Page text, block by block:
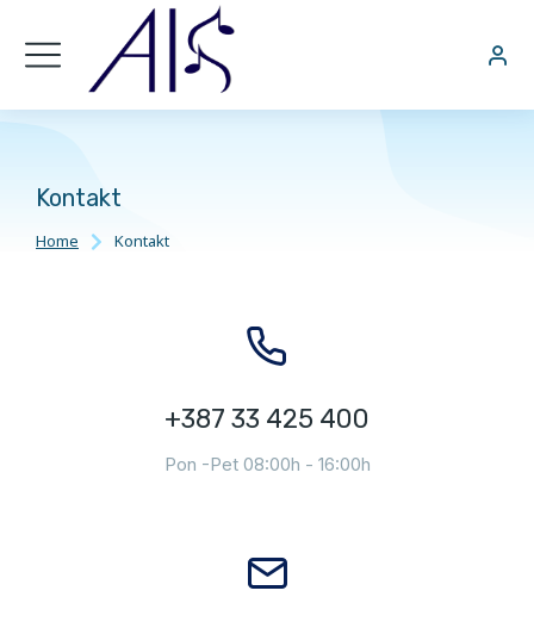
Kontakt
You are here:
Home Kontakt
+387 33 425 400
Pon -Pet 08:00h - 16:00h